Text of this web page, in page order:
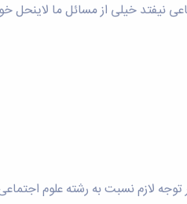
نیفتد خیلی از مسائل ما لاینحل
توجه لازم نسبت به رشته علوم